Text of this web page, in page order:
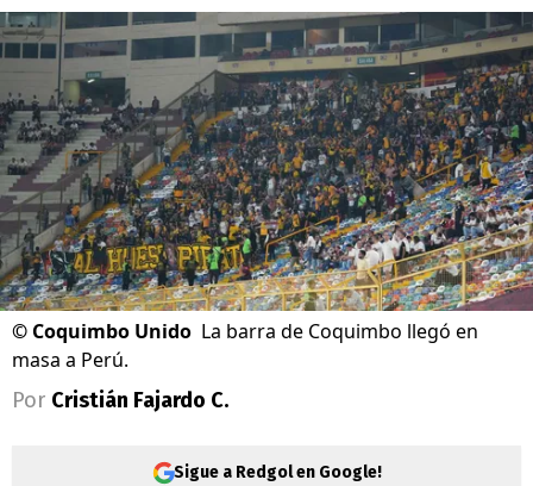
© Coquimbo Unido La barra de Coquimbo llegó en
masa a Perú.
Por Cristián Fajardo C.
Sigue a Redgol en Google!